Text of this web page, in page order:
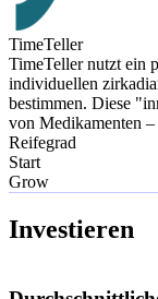
TimeTeller
TimeTeller nutzt ein
individuellen
bestimmen. Diese
von Medikamenten
Reifegrad
Start
Grow
Investieren